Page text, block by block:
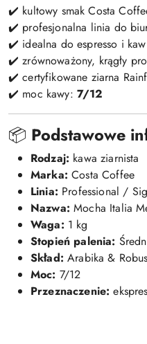
✔️ kultowy smak Costa
✔️ profesjonalna linia do
✔️ idealna do espresso i
✔️ zrównoważony, krągły
✔️ certyfikowane ziarna
✔️ moc kawy: 7/12
📦 Podstawowe
Rodzaj: kawa ziarnista
Marka: Costa Coffee
Linia: Professional /
Nazwa: Mocha Italia
Waga: 1 kg
Stopień palenia:
Skład: Arabika &
Moc: 7/12
Przeznaczenie: